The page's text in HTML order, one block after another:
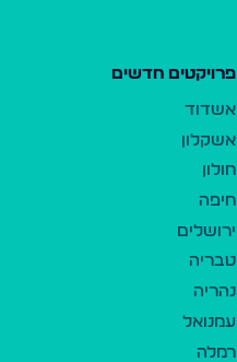
פרויקטים חדשים
אשדוד
אשקלון
חולון
חיפה
ירושלים
טבריה
נהריה
עמנואל
רמלה